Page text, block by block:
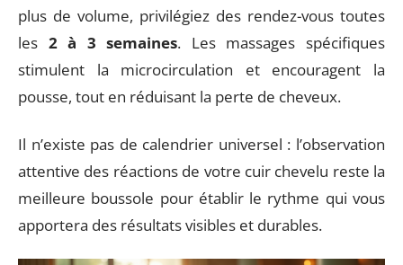
plus de volume, privilégiez des rendez-vous toutes
les 2 à 3 semaines. Les massages spécifiques
stimulent la microcirculation et encouragent la
pousse, tout en réduisant la perte de cheveux.
Il n’existe pas de calendrier universel : l’observation
attentive des réactions de votre cuir chevelu reste la
meilleure boussole pour établir le rythme qui vous
apportera des résultats visibles et durables.